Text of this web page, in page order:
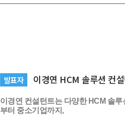
발표자 이경연 HCM 솔루션 컨
이경연 컨설턴트는 다양한 HCM 솔
부터 중소기업까지,